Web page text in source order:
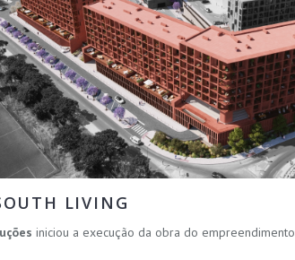
LIVING
iniciou a execução da obra do empreendimento